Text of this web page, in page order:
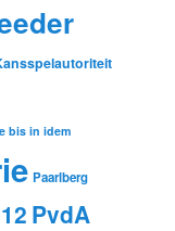
bis in idem
Paarlberg
PvdA